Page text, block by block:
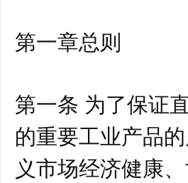
第一章总则
第一条 为了保证
的重要工业产品
义市场经济健康